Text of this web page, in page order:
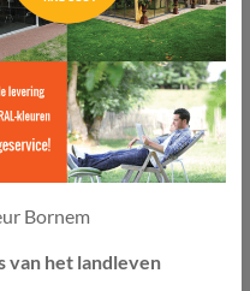
Bornem
van het landleven